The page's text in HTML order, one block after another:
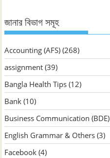
জানার বিভাগ সমূহ
Accounting (AFS) (268)
assignment (39)
Bangla Health Tips (12)
Bank (10)
Business Communication (BDE)
English Grammar & Others (3)
Facebook (4)